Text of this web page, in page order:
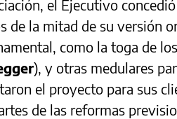
el Ejecutivo
de la mitad de su versión
como la toga de
), y otras medulares
el proyecto para sus
de las reformas